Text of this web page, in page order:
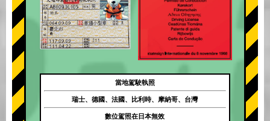
當地駕駛執照
瑞士、德國、法國、比利時、摩納哥、台灣
數位駕照在日本無效